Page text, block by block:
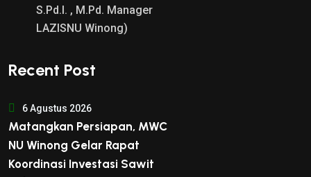
S.Pd.I. , M.Pd. Manager
LAZISNU Winong)
Recent Post
6 Agustus 2026
Matangkan Persiapan, MWC
NU Winong Gelar Rapat
Koordinasi Investasi Sawit